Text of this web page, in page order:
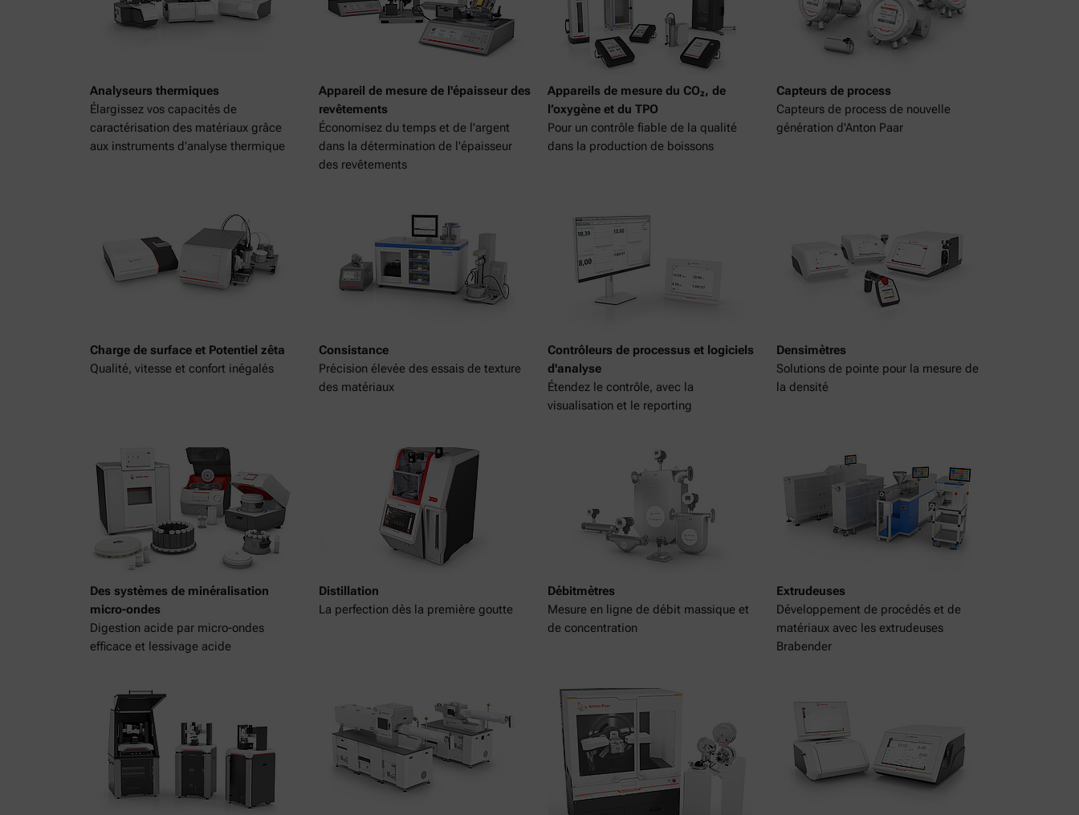
Analyseurs thermiques
Élargissez vos capacités de
caractérisation des matériaux grâce
aux instruments d’analyse thermique
Appareil de mesure de l'épaisseur des
revêtements
Économisez du temps et de l'argent
dans la détermination de l'épaisseur
des revêtements
Appareils de mesure du CO₂, de
l’oxygène et du TPO
Pour un contrôle fiable de la qualité
dans la production de boissons
Capteurs de process
Capteurs de process de nouvelle
génération d'Anton Paar
Charge de surface et Potentiel zêta
Qualité, vitesse et confort inégalés
Consistance
Précision élevée des essais de texture
des matériaux
Contrôleurs de processus et logiciels
d'analyse
Étendez le contrôle, avec la
visualisation et le reporting
Densimètres
Solutions de pointe pour la mesure de
la densité
Des systèmes de minéralisation
micro-ondes
Digestion acide par micro-ondes
efficace et lessivage acide
Distillation
La perfection dès la première goutte
Débitmètres
Mesure en ligne de débit massique et
de concentration
Extrudeuses
Développement de procédés et de
matériaux avec les extrudeuses
Brabender